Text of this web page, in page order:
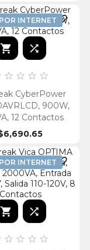
INTERNET 
 
   
CyberPower
900W,
12 Contactos
INTERNET 
 
   